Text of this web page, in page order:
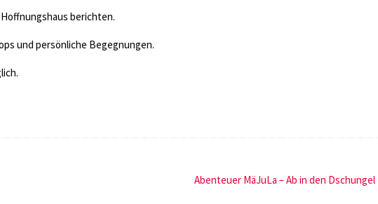
berichten.
und persönliche Begegnungen.
Abenteuer MäJuLa – Ab in den Dschungel